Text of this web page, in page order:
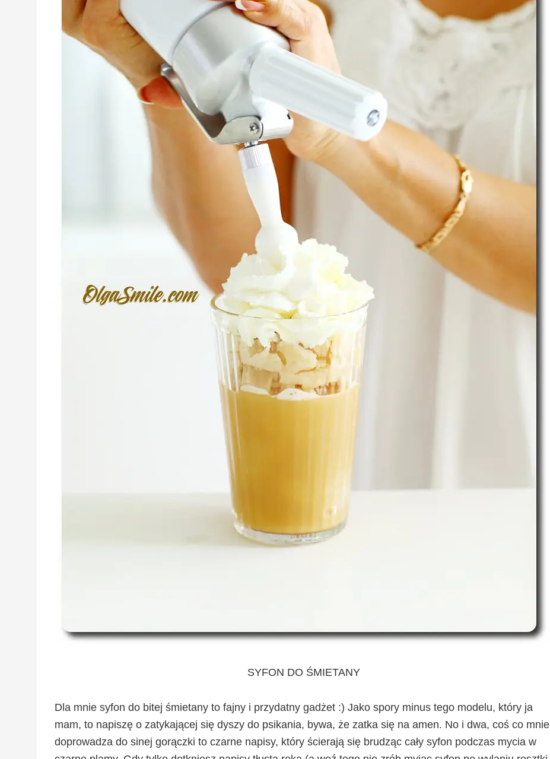
SYFON DO ŚMIETANY
Dla mnie syfon do bitej śmietany to fajny i przydatny gadżet :) Jako spory minus tego modelu, który ja
mam, to napiszę o zatykającej się dyszy do psikania, bywa, że zatka się na amen. No i dwa, coś co mnie
doprowadza do sinej gorączki to czarne napisy, który ścierają się brudząc cały syfon podczas mycia w